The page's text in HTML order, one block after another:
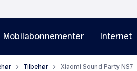
Mobilabonnementer Internet
Tilbehør Xiaomi Sound Party NS7